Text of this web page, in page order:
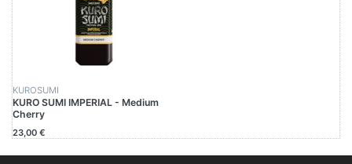
KUROSUMI
KURO SUMI IMPERIAL - Medium
Cherry
23,00 €